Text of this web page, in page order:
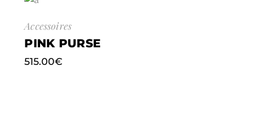
Accessoires
PINK PURSE
515.00€